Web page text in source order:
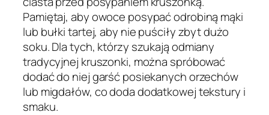
Pamiętaj, aby owoce posypać odrobiną mąki
lub bułki tartej, aby nie puściły zbyt dużo
soku. Dla tych, którzy szukają odmiany
tradycyjnej kruszonki, można spróbować
dodać do niej garść posiekanych orzechów
lub migdałów, co doda dodatkowej tekstury i
smaku.